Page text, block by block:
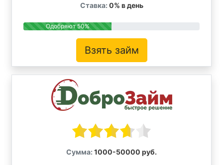
Ставка: 0% в день
Одобряют 50%
Взять займ
Сумма: 1000-50000 руб.